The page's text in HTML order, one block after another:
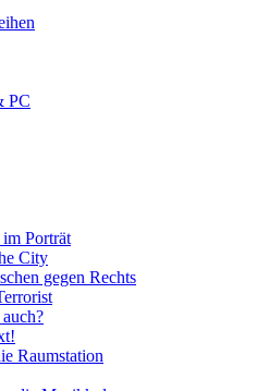
PC
Porträt
City
gegen Rechts
Raumstation